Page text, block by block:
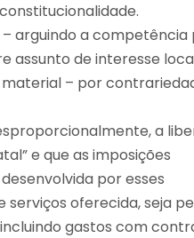
arguindo a competência
assunto de interesse
– por
a
e que as imposições
por esses
oferecida, seja
gastos com